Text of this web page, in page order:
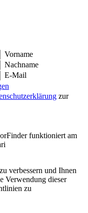
Vorname
Nachname
E-Mail
zur
funktioniert am
verbessern und Ihnen
Verwendung dieser
zu